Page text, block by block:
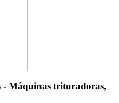
- Máquinas trituradoras,